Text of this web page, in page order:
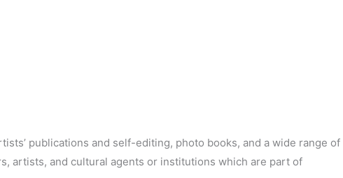
publications and self-editing, photo books, and a wide range of
artists, and cultural agents or institutions which are part of